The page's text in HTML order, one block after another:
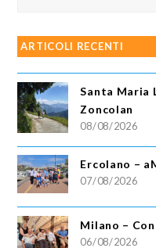
ARTICOLI RECENTI
Santa Maria
Zoncolan
08/08/2026
Ercolano –
07/08/2026
Milano –
06/08/2026